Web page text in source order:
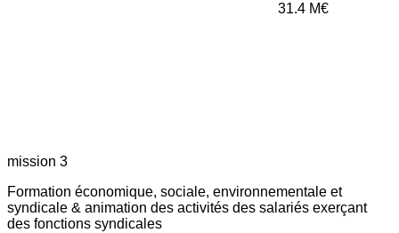
31.4 M€
mission 3
Formation économique, sociale, environnementale et
syndicale & animation des activités des salariés exerçant
des fonctions syndicales